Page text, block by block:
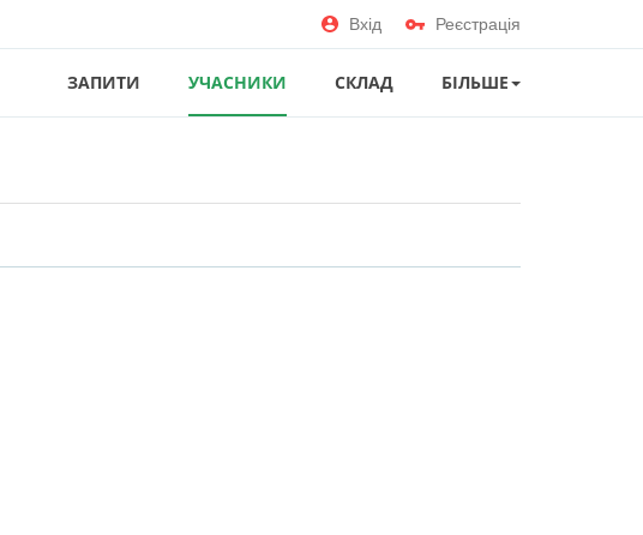
Вхід Реєстрація
ЗАПИТИ УЧАСНИКИ СКЛАД БІЛЬШЕ